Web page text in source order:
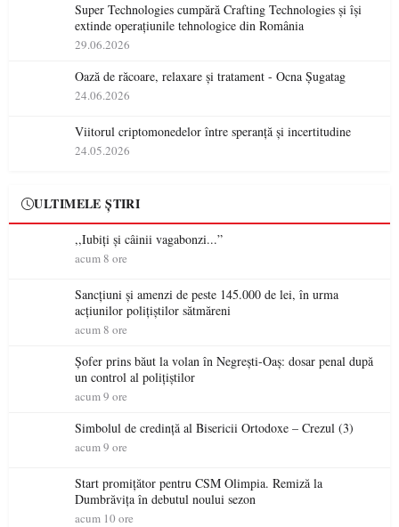
Super Technologies cumpără Crafting Technologies și își
extinde operațiunile tehnologice din România
29.06.2026
Oază de răcoare, relaxare și tratament - Ocna Șugatag
24.06.2026
Viitorul criptomonedelor între speranță și incertitudine
24.05.2026
ULTIMELE ȘTIRI
,,Iubiți și câinii vagabonzi...”
acum 8 ore
Sancțiuni și amenzi de peste 145.000 de lei, în urma
acțiunilor polițiștilor sătmăreni
acum 8 ore
Șofer prins băut la volan în Negrești-Oaș: dosar penal după
un control al polițiștilor
acum 9 ore
Simbolul de credinţă al Bisericii Ortodoxe – Crezul (3)
acum 9 ore
Start promițător pentru CSM Olimpia. Remiză la
Dumbrăvița în debutul noului sezon
acum 10 ore